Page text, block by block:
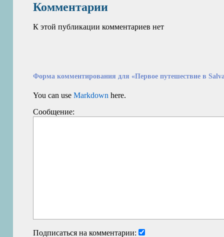
Комментарии
К этой публикации комментариев нет
Форма комментирования для «Первое путешествие в
You can useMarkdown here.
Сообщение:
Подписаться на комментарии: